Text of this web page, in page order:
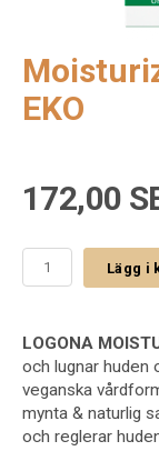
EKO
172,00
Lägg i
LOGONA
och lugnar huden
veganska
mynta & naturlig
och reglerar